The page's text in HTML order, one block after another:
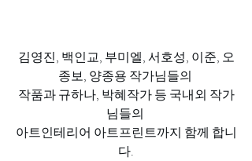
김영진, 백인교, 부미엘, 서호성, 이준, 오
종보, 양종용 작가님들의
작품과 규하나, 박혜작가 등 국내외 작가
님들의
아트인테리어 아트프린트까지 함께 합니
다.